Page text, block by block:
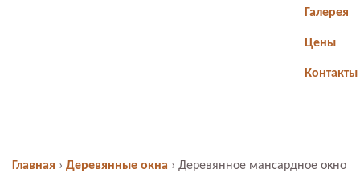
Галерея
Цены
Контакты
Главная › Деревянные окна › Деревянное мансардное окно